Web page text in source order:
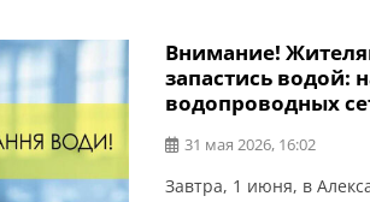
Внимание!
запастись водой:
водопроводных
31 мая 2026, 16:02
Завтра, 1 июня, в